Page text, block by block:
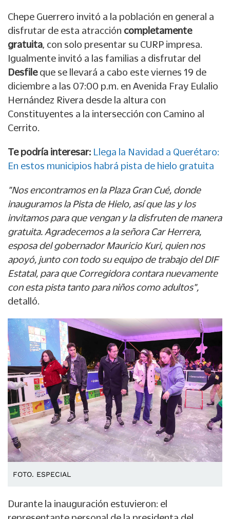
Chepe Guerrero invitó a la población en general a
disfrutar de esta atracción completamente
gratuita, con solo presentar su CURP impresa.
Igualmente invitó a las familias a disfrutar del
Desfile que se llevará a cabo este viernes 19 de
diciembre a las 07:00 p.m. en Avenida Fray Eulalio
Hernández Rivera desde la altura con
Constituyentes a la intersección con Camino al
Cerrito.
Te podría interesar: Llega la Navidad a Querétaro:
En estos municipios habrá pista de hielo gratuita
"Nos encontramos en la Plaza Gran Cué, donde
inauguramos la Pista de Hielo, así que las y los
invitamos para que vengan y la disfruten de manera
gratuita. Agradecemos a la señora Car Herrera,
esposa del gobernador Mauricio Kuri, quien nos
apoyó, junto con todo su equipo de trabajo del DIF
Estatal, para que Corregidora contara nuevamente
con esta pista tanto para niños como adultos",
detalló.
FOTO. ESPECIAL
Durante la inauguración estuvieron: el